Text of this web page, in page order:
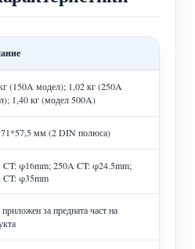
(150A модел); 1,02 кг (250A
1,40 кг (модел 500A)
мм (2 DIN полюса)
CT: φ16mm; 250A CT: φ24.5mm;
CT: φ35mm
за предната част на